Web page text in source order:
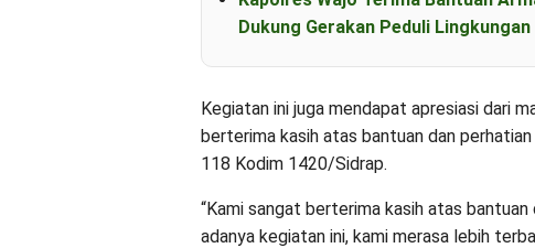
Dukung Gerakan Peduli Lingkungan
Kegiatan ini juga mendapat apresiasi dari
berterima kasih atas bantuan dan
118 Kodim 1420/Sidrap.
“Kami sangat berterima kasih atas
adanya kegiatan ini, kami merasa lebih